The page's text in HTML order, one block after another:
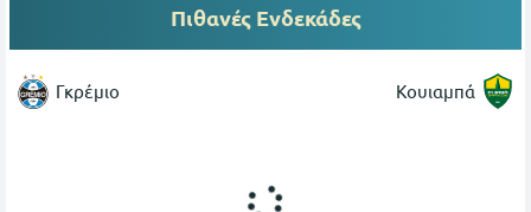
Πιθανές Ενδεκάδες
Γκρέμιο Κουιαμπά